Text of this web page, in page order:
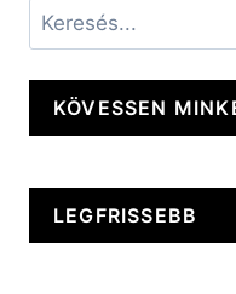
Keresés
KÖVESSEN
LEGFRISSEBB